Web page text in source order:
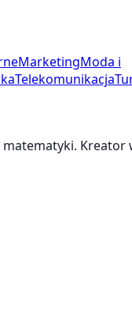
MarketingModa i
Telekomunikacja